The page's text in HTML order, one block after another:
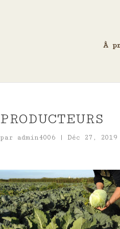
À
PRODUCTEURS
par admin4006 | Déc 27, 2019